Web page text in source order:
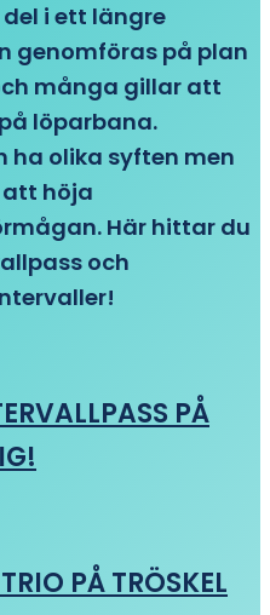
i ett längre
genomföras på plan
många gillar att
löparbana.
ha olika syften men
höja
Här hittar du
och
PÅ
PÅ TRÖSKEL